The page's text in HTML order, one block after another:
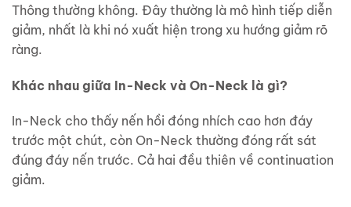
Thông thường không. Đây thường là mô hình tiếp diễn
giảm, nhất là khi nó xuất hiện trong xu hướng giảm rõ
ràng.
Khác nhau giữa In-Neck và On-Neck là gì?
In-Neck cho thấy nến hồi đóng nhích cao hơn đáy
trước một chút, còn On-Neck thường đóng rất sát
đúng đáy nến trước. Cả hai đều thiên về continuation
giảm.